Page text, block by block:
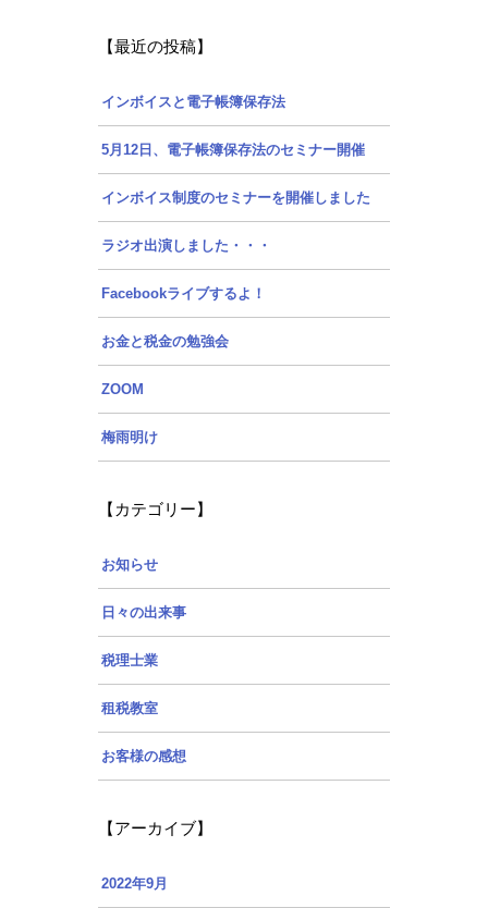
【最近の投稿】
インボイスと電子帳簿保存法
5月12日、電子帳簿保存法のセミナー開催
インボイス制度のセミナーを開催しました
ラジオ出演しました・・・
Facebookライブするよ！
お金と税金の勉強会
ZOOM
梅雨明け
【カテゴリー】
お知らせ
日々の出来事
税理士業
租税教室
お客様の感想
【アーカイブ】
2022年9月